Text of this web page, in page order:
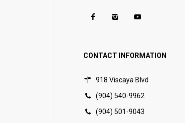
CONTACT INFORMATION
918 Viscaya Blvd
(904) 540-9962
(904) 501-9043